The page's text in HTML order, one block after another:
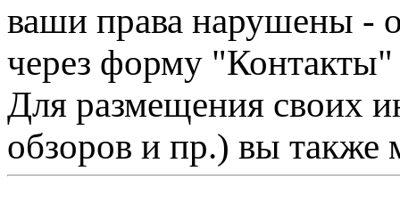
ваши права нарушены -
через форму "Контакты"
Для размещения своих
обзоров и пр.) вы также